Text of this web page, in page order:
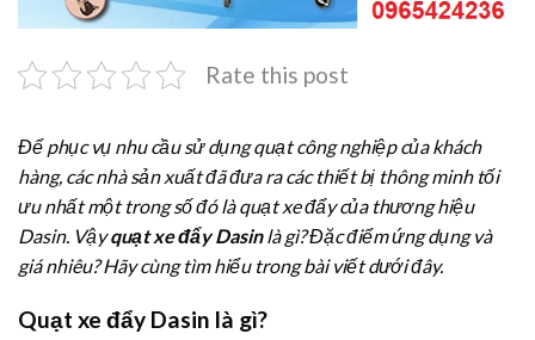
Rate this post
Để phục vụ nhu cầu sử dụng quạt công nghiệp của khách
hàng, các nhà sản xuất đã đưa ra các thiết bị thông minh tối
ưu nhất một trong số đó là quạt xe đẩy của thương hiệu
Dasin. Vậyquạt xe đẩy Dasinlà gì? Đặc điểm ứng dụng và
giá nhiêu? Hãy cùng tìm hiểu trong bài viết dưới đây.
Quạt xe đẩy Dasin là gì?